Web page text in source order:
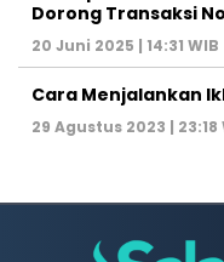
Dorong Transaksi
20 Juni 2025 | 14:31 WIB
Cara Menjalankan
29 Agustus 2023 | 23:18